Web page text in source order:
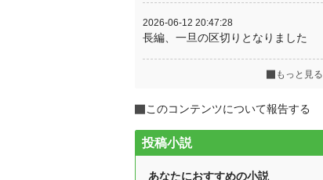
2026-06-12 20:47:28
長編、一旦の区切りとなりました
もっと見る
このコンテンツについて報告する
投稿小説
あなたにおすすめの小説